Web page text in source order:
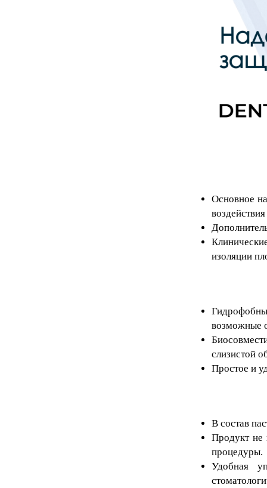
Основное
изоляции
возможные
слизистой
Простое и
В состав
Продукт не
процедуры.
Удобная